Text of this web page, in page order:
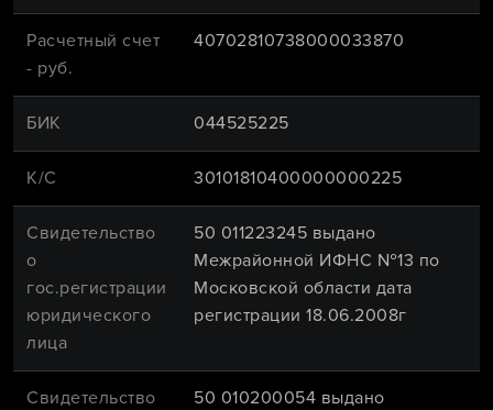
Расчетный счет
- руб.
40702810738000033870
БИК 044525225
К/С 30101810400000000225
Свидетельство
о
гос.регистрации
юридического
лица
50 011223245 выдано
Межрайонной ИФНС №13 по
Московской области дата
регистрации 18.06.2008г
Свидетельство
50 010200054 выдано